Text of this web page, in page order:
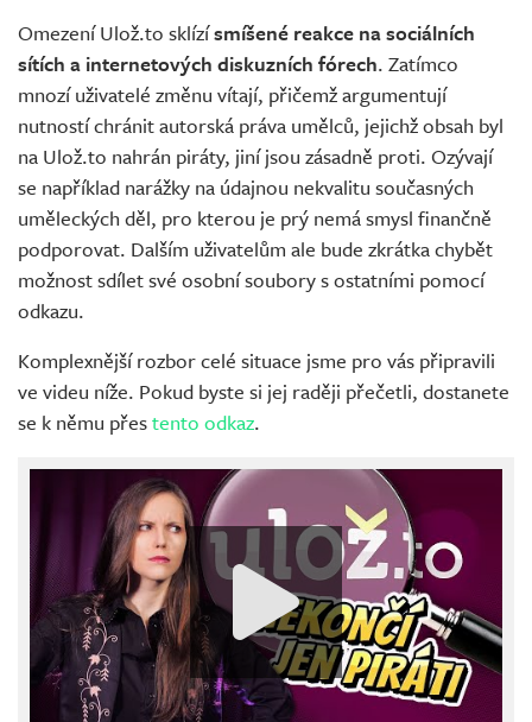
Omezení Ulož.to sklízísmíšené reakce na sociálních
sítích a internetových diskuzních fórech. Zatímco
mnozí uživatelé změnu vítají, přičemž argumentují
nutností chránit autorská práva umělců, jejichž obsah byl
na Ulož.to nahrán piráty, jiní jsou zásadně proti. Ozývají
se například narážky na údajnou nekvalitu současných
uměleckých děl, pro kterou je prý nemá smysl finančně
podporovat. Dalším uživatelům ale bude zkrátka chybět
možnost sdílet své osobní soubory s ostatními pomocí
odkazu.
Komplexnější rozbor celé situace jsme pro vás připravili
ve videu níže. Pokud byste si jej raději přečetli, dostanete
se k němu přestento odkaz.